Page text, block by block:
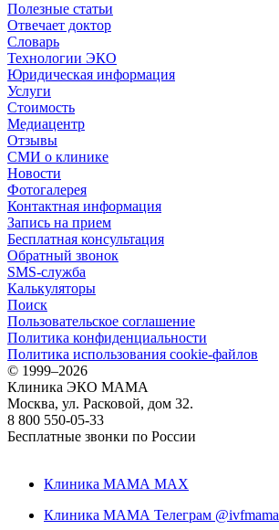
Полезные статьи
Отвечает доктор
Словарь
Технологии ЭКО
Юридическая информация
Услуги
Стоимость
Медиацентр
Отзывы
СМИ о клинике
Новости
Фотогалерея
Контактная информация
Запись на прием
Бесплатная консультация
Обратный звонок
SMS-служба
Калькуляторы
Поиск
Пользовательское соглашение
Политика конфиденциальности
Политика использования cookie-файлов
© 1999–2026
Клиника ЭКО МАМА
Москва, ул. Расковой, дом 32.
8 800 550-05-33
Бесплатные звонки по России
Клиника МАМА MAX
Клиника МАМА Телеграм @ivfmama